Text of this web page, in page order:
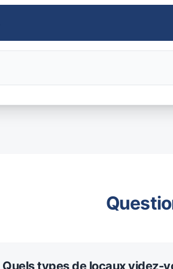
Quels types de locaux videz-